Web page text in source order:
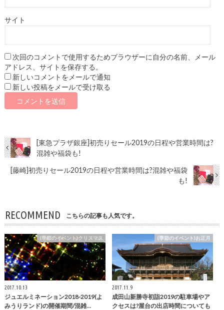
サイト
次回のコメントで使用するためブラウザーに自分の名前、メール
アドレス、サイトを保存する。
新しいコメントをメールで通知
新しい投稿をメールで受け取る
[東急プラザ銀座]初売りセール2019の日程や営業時間は?
混雑や福袋も!
[藤崎]初売りセール2019の日程や営業時間は?混雑や福袋
も!
RECOMMEND こちらの記事も人気です。
(季節のイベント)クリスマス
2017.10.13
ジュエルミネーション2018-2019(よ
みうりランド)の開催期間/混雑…
(季節のイベント)お正月
2017.11.9
成田山新勝寺初詣2019の駐車場やア
クセスは?屋台の出店時間についても